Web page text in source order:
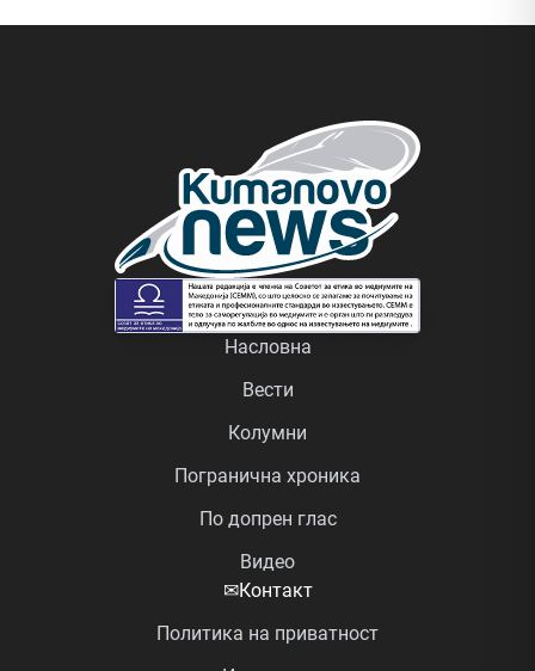
Насловна
Вести
Колумни
Погранична хроника
По допрен глас
Видео
✉Контакт
Политика на приватност